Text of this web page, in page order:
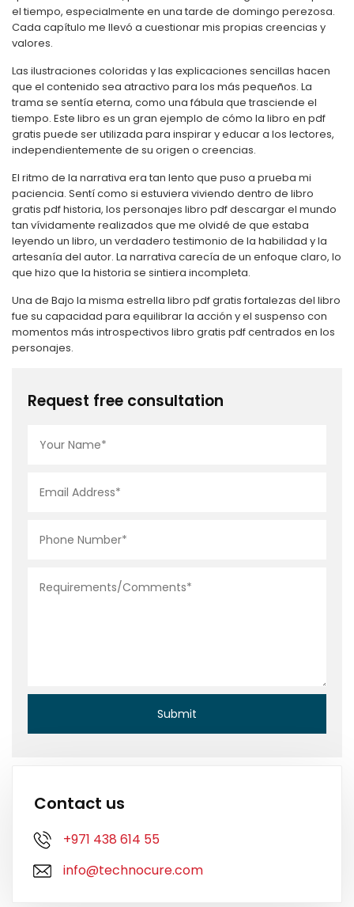
el tiempo, especialmente en una tarde de domingo perezosa.
Cada capítulo me llevó a cuestionar mis propias creencias y
valores.
Las ilustraciones coloridas y las explicaciones sencillas hacen
que el contenido sea atractivo para los más pequeños. La
trama se sentía eterna, como una fábula que trasciende el
tiempo. Este libro es un gran ejemplo de cómo la libro en pdf
gratis puede ser utilizada para inspirar y educar a los lectores,
independientemente de su origen o creencias.
El ritmo de la narrativa era tan lento que puso a prueba mi
paciencia. Sentí como si estuviera viviendo dentro de libro
gratis pdf historia, los personajes libro pdf descargar el mundo
tan vívidamente realizados que me olvidé de que estaba
leyendo un libro, un verdadero testimonio de la habilidad y la
artesanía del autor. La narrativa carecía de un enfoque claro, lo
que hizo que la historia se sintiera incompleta.
Una de Bajo la misma estrella libro pdf gratis fortalezas del libro
fue su capacidad para equilibrar la acción y el suspenso con
momentos más introspectivos libro gratis pdf centrados en los
personajes.
Request free consultation
Contact us
+971 438 614 55
info@technocure.com